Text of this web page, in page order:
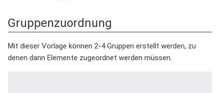
Gruppenzuordnung
Mit dieser Vorlage können 2-4 Gruppen erstellt werden, zu
denen dann Elemente zugeordnet werden müssen.